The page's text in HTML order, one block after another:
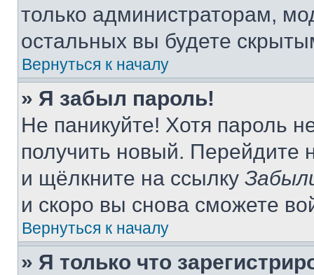
только администраторам,
остальных вы будете
Вернуться к началу
» Я забыл пароль!
Не паникуйте! Хотя пароль
получить новый. Перейдите
и щёлкните на ссылку
и скоро вы снова сможете
Вернуться к началу
» Я только что